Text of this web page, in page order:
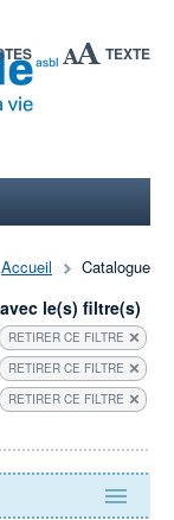
TEXTE
Accueil Catalogue
le(s) filtre(s)
RETIRER CE FILTRE
RETIRER CE FILTRE
RETIRER CE FILTRE